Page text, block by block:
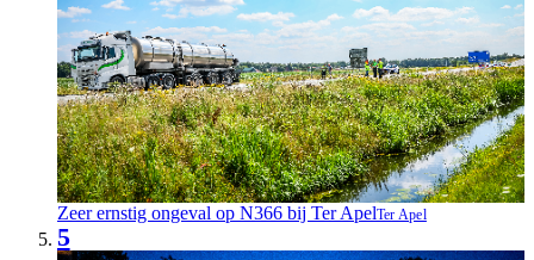
Zeer ernstig ongeval op N366 bij Ter ApelTer Apel
5